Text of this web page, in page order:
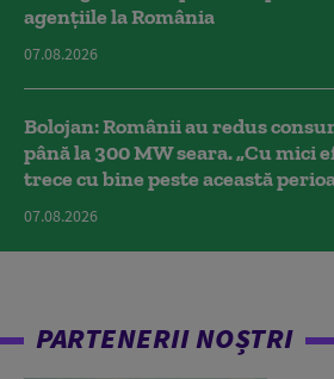
agențiile la România
07.08.2026
Bolojan: Românii au redus
până la 300 MW seara. „Cu mici
trece cu bine peste această
07.08.2026
PARTENERII NOȘTRI